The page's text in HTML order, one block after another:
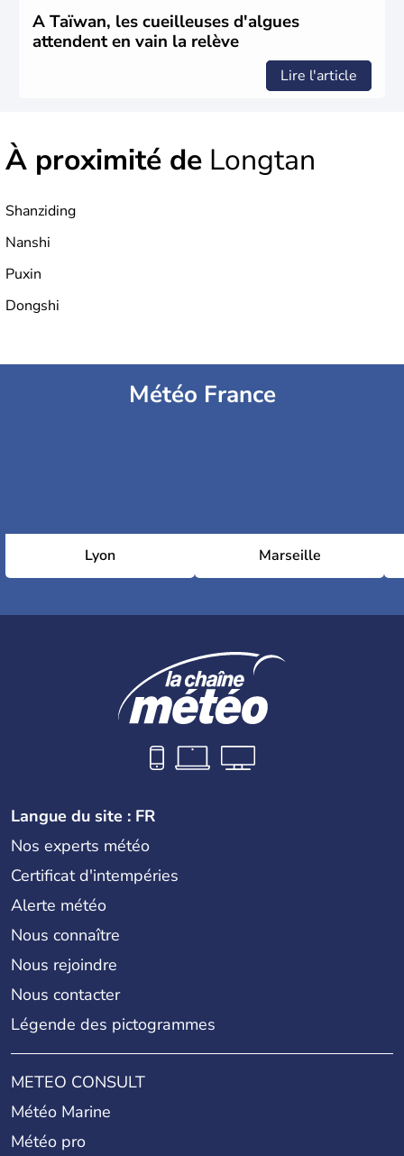
A Taïwan, les cueilleuses d'algues
attendent en vain la relève
Lire l'article
À proximité de Longtan
Shanziding
Nanshi
Puxin
Dongshi
Météo France
Lyon Marseille
Langue du site : FR
Nos experts météo
Certificat d'intempéries
Alerte météo
Nous connaître
Nous rejoindre
Nous contacter
Légende des pictogrammes
METEO CONSULT
Météo Marine
Météo pro